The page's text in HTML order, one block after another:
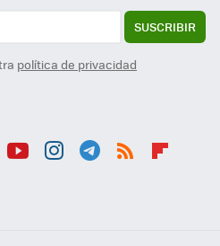
SUSCRIBIR
política de privacidad